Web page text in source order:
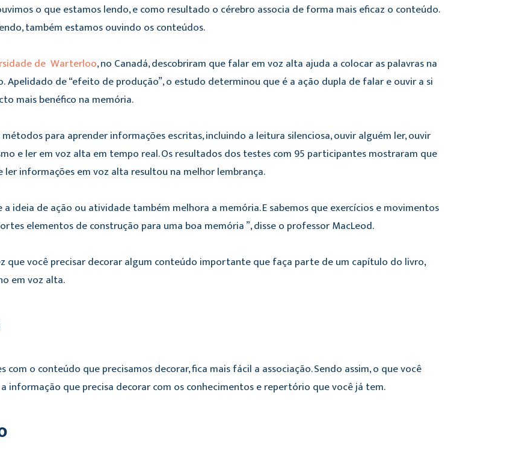
o que estamos lendo, e como resultado o cérebro associa de forma mais eficaz o conteúdo.
também estamos ouvindo os conteúdos.
de Warterloo, no Canadá, descobriram que falar em voz alta ajuda a colocar as palavras na
Apelidado de “efeito de produção”, o estudo determinou que é a ação dupla de falar e ouvir a si
mais benéfico na memória.
para aprender informações escritas, incluindo a leitura silenciosa, ouvir alguém ler, ouvir
e ler em voz alta em tempo real. Os resultados dos testes com 95 participantes mostraram que
informações em voz alta resultou na melhor lembrança.
a ideia de ação ou atividade também melhora a memória. E sabemos que exercícios e movimentos
elementos de construção para uma boa memória ”, disse o professor MacLeod.
que você precisar decorar algum conteúdo importante que faça parte de um capítulo do livro,
em voz alta.
com o conteúdo que precisamos decorar, fica mais fácil a associação. Sendo assim, o que você
informação que precisa decorar com os conhecimentos e repertório que você já tem.